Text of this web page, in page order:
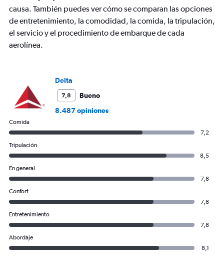
causa. También puedes ver cómo se comparan las opciones
de entretenimiento, la comodidad, la comida, la tripulación,
el servicio y el procedimiento de embarque de cada
aerolínea.
Delta
7,8
Bueno
8.487 opiniones
Comida
7,2
Tripulación
8,5
En general
7,8
Confort
7,8
Entretenimiento
7,8
Abordaje
8,1